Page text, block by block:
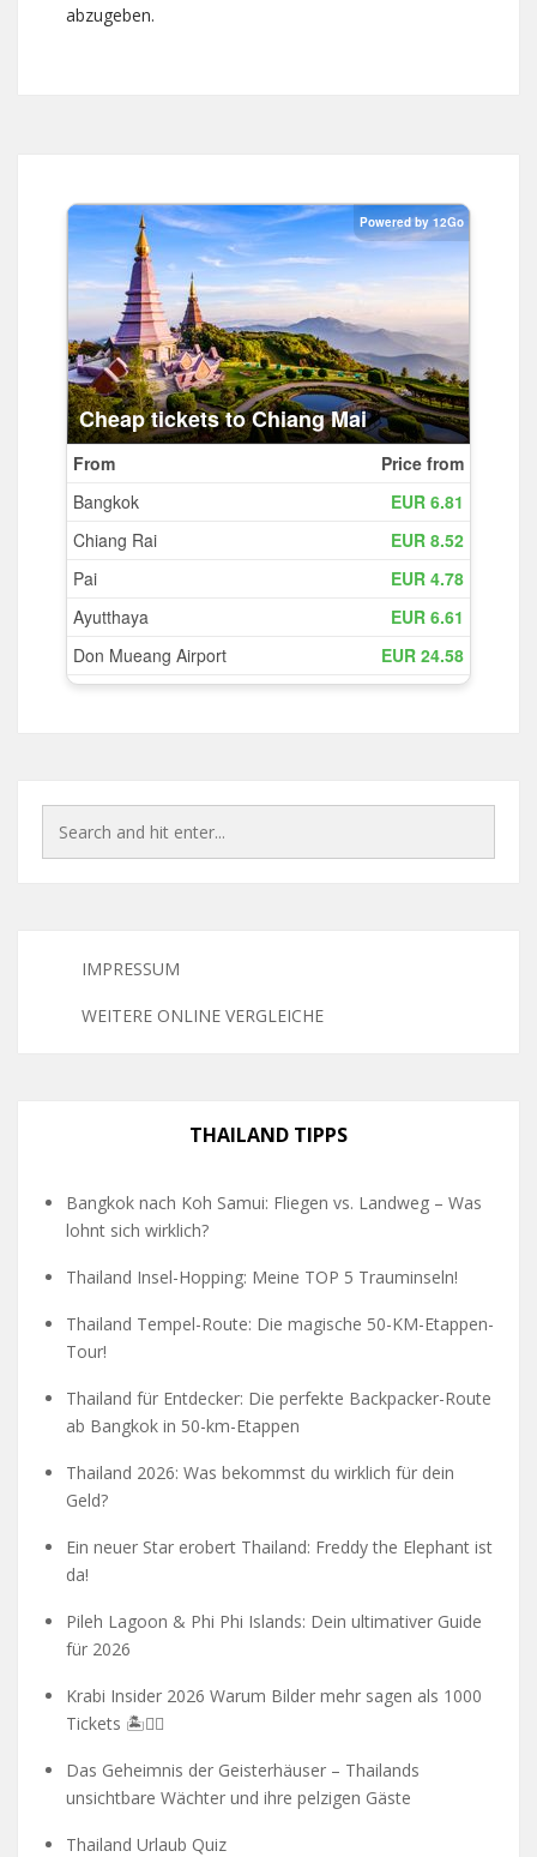
abzugeben.
IMPRESSUM
WEITERE ONLINE VERGLEICHE
THAILAND TIPPS
Bangkok nach Koh Samui: Fliegen vs. Landweg – Was
lohnt sich wirklich?
Thailand Insel-Hopping: Meine TOP 5 Trauminseln!
Thailand Tempel-Route: Die magische 50-KM-Etappen-
Tour!
Thailand für Entdecker: Die perfekte Backpacker-Route
ab Bangkok in 50-km-Etappen
Thailand 2026: Was bekommst du wirklich für dein
Geld?
Ein neuer Star erobert Thailand: Freddy the Elephant ist
da!
Pileh Lagoon & Phi Phi Islands: Dein ultimativer Guide
für 2026
Krabi Insider 2026 Warum Bilder mehr sagen als 1000
Tickets 🏝️🧗‍♂️
Das Geheimnis der Geisterhäuser – Thailands
unsichtbare Wächter und ihre pelzigen Gäste
Thailand Urlaub Quiz